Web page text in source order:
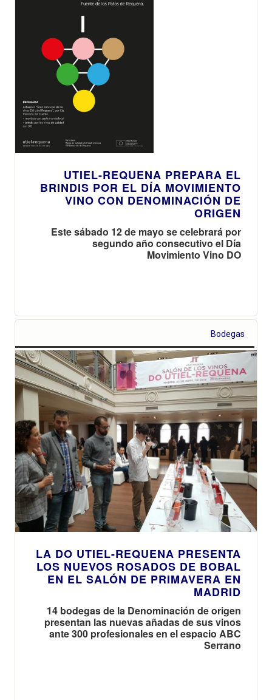
UTIEL-REQUENA PREPARA EL
BRINDIS POR EL DÍA MOVIMIENTO
VINO CON DENOMINACIÓN DE
ORIGEN
Este sábado 12 de mayo se celebrará por
segundo año consecutivo el Día
Movimiento Vino DO
Bodegas
LA DO UTIEL-REQUENA PRESENTA
LOS NUEVOS ROSADOS DE BOBAL
EN EL SALÓN DE PRIMAVERA EN
MADRID
14 bodegas de la Denominación de origen
presentan las nuevas añadas de sus vinos
ante 300 profesionales en el espacio ABC
Serrano